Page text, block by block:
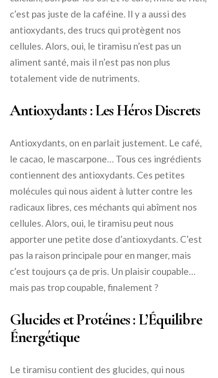
c’est pas juste de la caféine. Il y a aussi des
antioxydants, des trucs qui protègent nos
cellules. Alors, oui, le tiramisu n’est pas un
aliment santé, mais il n’est pas non plus
totalement vide de nutriments.
Antioxydants : Les Héros Discrets
Antioxydants, on en parlait justement. Le café,
le cacao, le mascarpone… Tous ces ingrédients
contiennent des antioxydants. Ces petites
molécules qui nous aident à lutter contre les
radicaux libres, ces méchants qui abîment nos
cellules. Alors, oui, le tiramisu peut nous
apporter une petite dose d’antioxydants. C’est
pas la raison principale pour en manger, mais
c’est toujours ça de pris. Un plaisir coupable…
mais pas trop coupable, finalement ?
Glucides et Protéines : L’Équilibre
Énergétique
Le tiramisu contient des glucides, qui nous